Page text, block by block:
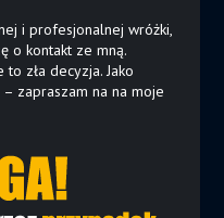
i profesjonalnej wróżki,
o kontakt ze mną.
zła decyzja. Jako
zapraszam na na moje